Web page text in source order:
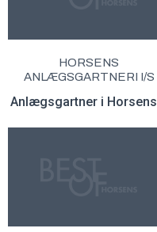
HORSENS
ANLÆGSGARTNERI I/S
Anlægsgartner i Horsens